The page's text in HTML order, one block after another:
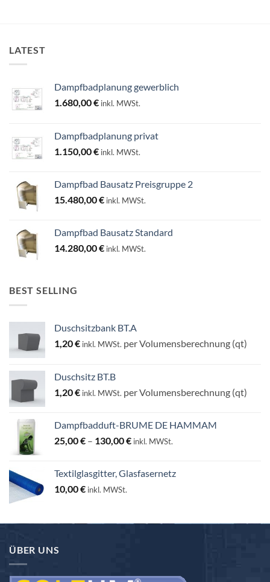
LATEST
Dampfbadplanung gewerblich
1.680,00€ inkl. MWSt.
Dampfbadplanung privat
1.150,00€ inkl. MWSt.
Dampfbad Bausatz Preisgruppe 2
15.480,00€ inkl. MWSt.
Dampfbad Bausatz Standard
14.280,00€ inkl. MWSt.
BEST SELLING
Duschsitzbank BT.A
1,20€ inkl. MWSt. per Volumensberechnung (qt)
Duschsitz BT.B
1,20€ inkl. MWSt. per Volumensberechnung (qt)
Dampfbadduft-BRUME DE HAMMAM
25,00€ – 130,00€Preisspanne:
130,00 €
inkl. MWSt.
Textilglasgitter, Glasfasernetz
10,00€ inkl. MWSt.
ÜBER UNS